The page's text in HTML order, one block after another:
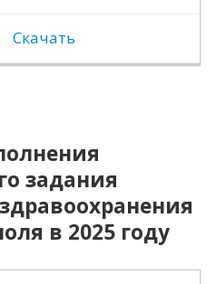
Скачать
задания
в 2025 году